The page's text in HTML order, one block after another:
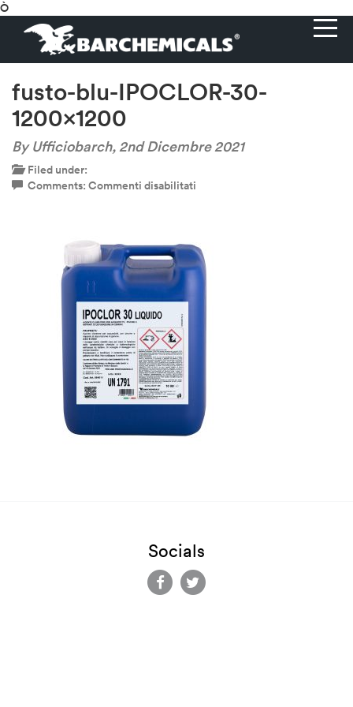
Ò
fusto-blu-IPOCLOR-30-
1200×1200
By Ufficiobarch,2nd Dicembre 2021
Filed under:
Comments: Commenti disabilitati
30-
1200×1200
Socials